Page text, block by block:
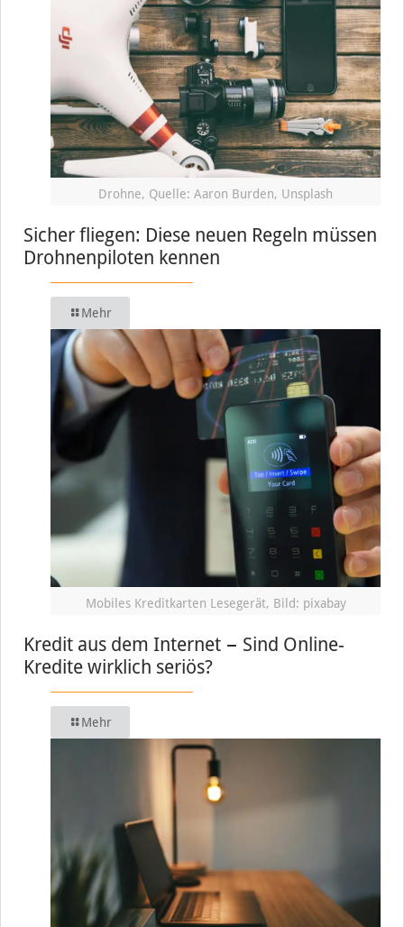
Drohne, Quelle: Aaron Burden, Unsplash
Sicher fliegen: Diese neuen Regeln müssen
Drohnenpiloten kennen
Mehr
Mobiles Kreditkarten Lesegerät, Bild: pixabay
Kredit aus dem Internet − Sind Online-
Kredite wirklich seriös?
Mehr